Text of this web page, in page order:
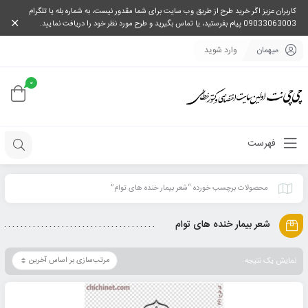
کاربران عزیز اگر خرید طرح از طریق وب سایت برای شما مقدور نیست، به شماره بله یا تلگرام
09033063003 پیام بفرستید، یا تماس بگیرید و طرح مورد نظر خود را دریافت نمایید.
میهمان وارد شوید
0
فهرست
محصولات برچسب خورده “شعر بیمار خنده های توام”
شعر بیمار خنده های توام
نمایش یک نتیجه